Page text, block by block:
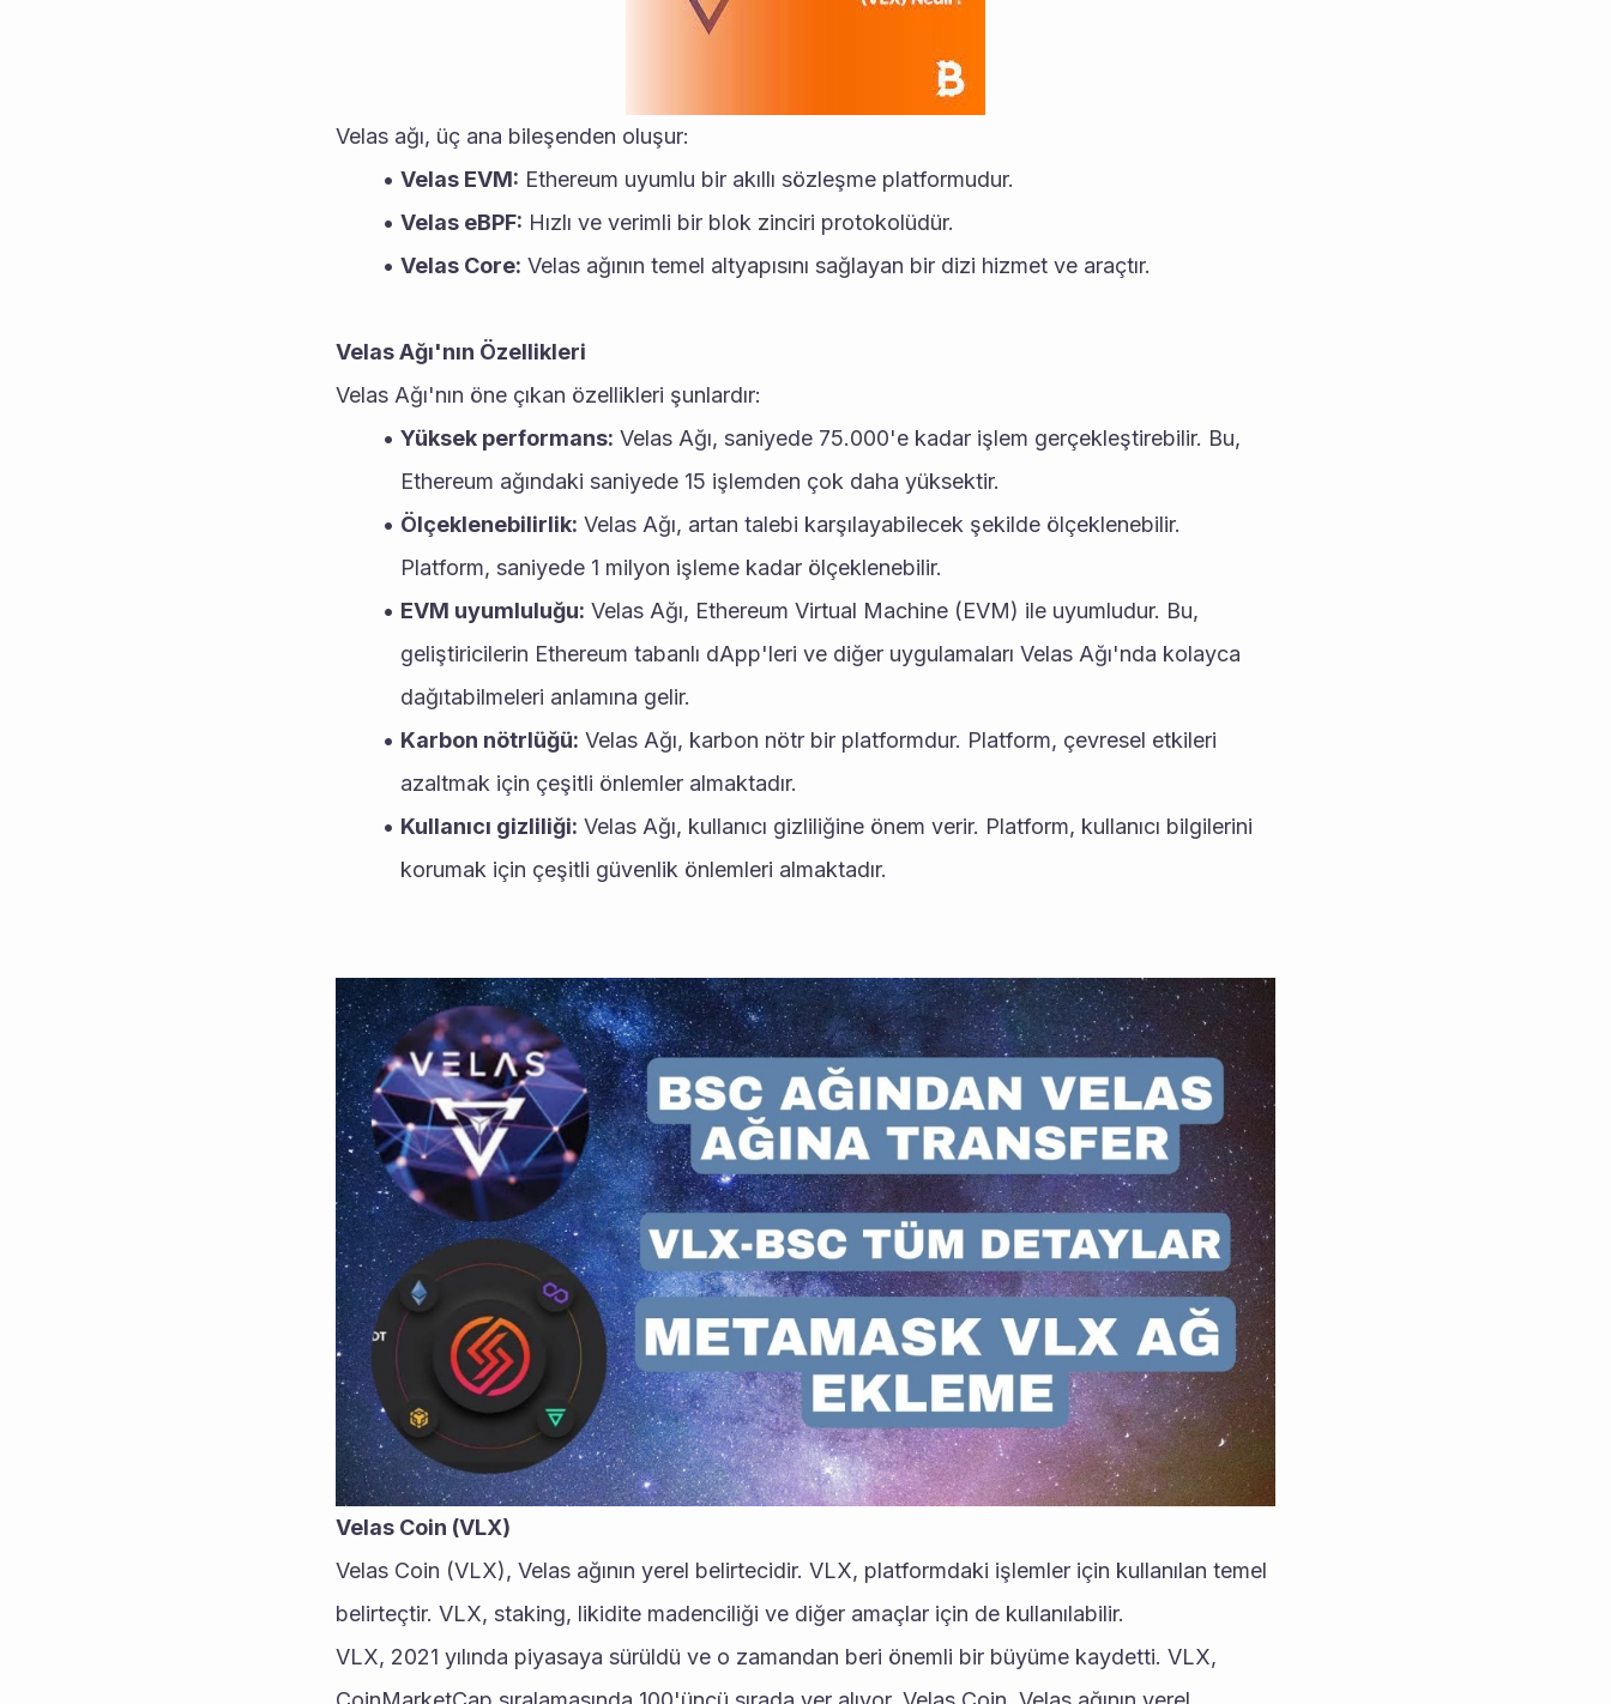
Velas ağı, üç ana bileşenden oluşur:
Velas EVM: Ethereum uyumlu bir akıllı sözleşme platformudur.
Velas eBPF: Hızlı ve verimli bir blok zinciri protokolüdür.
Velas Core: Velas ağının temel altyapısını sağlayan bir dizi hizmet ve araçtır.
Velas Ağı'nın Özellikleri
Velas Ağı'nın öne çıkan özellikleri şunlardır:
Yüksek performans: Velas Ağı, saniyede 75.000'e kadar işlem gerçekleştirebilir. Bu,
Ethereum ağındaki saniyede 15 işlemden çok daha yüksektir.
Ölçeklenebilirlik: Velas Ağı, artan talebi karşılayabilecek şekilde ölçeklenebilir.
Platform, saniyede 1 milyon işleme kadar ölçeklenebilir.
EVM uyumluluğu: Velas Ağı, Ethereum Virtual Machine (EVM) ile uyumludur. Bu,
geliştiricilerin Ethereum tabanlı dApp'leri ve diğer uygulamaları Velas Ağı'nda kolayca
dağıtabilmeleri anlamına gelir.
Karbon nötrlüğü: Velas Ağı, karbon nötr bir platformdur. Platform, çevresel etkileri
azaltmak için çeşitli önlemler almaktadır.
Kullanıcı gizliliği: Velas Ağı, kullanıcı gizliliğine önem verir. Platform, kullanıcı bilgilerini
korumak için çeşitli güvenlik önlemleri almaktadır.
Velas Coin (VLX)
Velas Coin (VLX), Velas ağının yerel belirtecidir. VLX, platformdaki işlemler için kullanılan temel
belirteçtir. VLX, staking, likidite madenciliği ve diğer amaçlar için de kullanılabilir.
VLX, 2021 yılında piyasaya sürüldü ve o zamandan beri önemli bir büyüme kaydetti. VLX,